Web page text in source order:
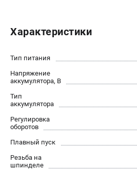
Контакты
Способы оплаты
О компании
О бренде
Политика обработки
Новости
Программа бонусов
Характеристики
Тип питания
Напряжение
аккумулятора, В
Тип
аккумулятора
Регулировка
оборотов
Плавный пуск
Резьба на
шпинделе